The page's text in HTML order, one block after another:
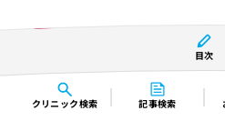
クリニック検索 記事検索
eクリニック福岡院の紹
目次